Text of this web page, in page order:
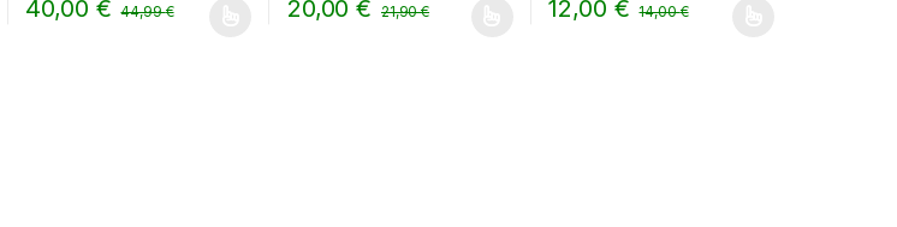
40,00 € 44,99€ 20,00€ 21,90€ 12,00 € 14,00€